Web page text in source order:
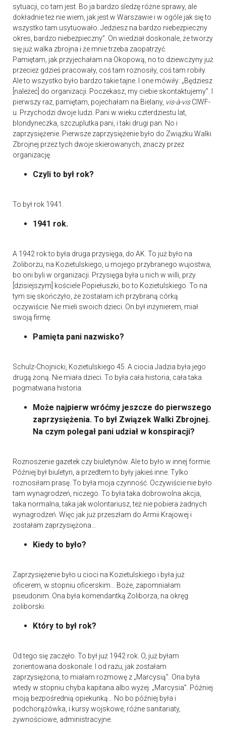
sytuacji, co tam jest. Bo ja bardzo śledzę różne sprawy, ale
dokładnie też nie wiem, jak jest w Warszawie i w ogóle jak się to
wszystko tam usytuowało. Jedziesz na bardzo niebezpieczny
okres, bardzo niebezpieczny”. On wiedział doskonale, że tworzy
się już walka zbrojna i że mnie trzeba zaopatrzyć.
Pamiętam, jak przyjechałam na Okopową, no to dziewczyny już
przecież gdzieś pracowały, coś tam roznosiły, coś tam robiły.
Ale to wszystko było bardzo takie tajne. I one mówiły: „Będziesz
[należeć] do organizacji. Poczekasz, my ciebie skontaktujemy”. I
pierwszy raz, pamiętam, pojechałam na Bielany, vis-à-visCIWF-
u. Przychodzi dwoje ludzi. Pani w wieku czterdziestu lat,
blondyneczka, szczuplutka pani, i taki drugi pan. No i
zaprzysiężenie. Pierwsze zaprzysiężenie było do Związku Walki
Zbrojnej przez tych dwoje skierowanych, znaczy przez
organizację.
Czyli to był rok?
To był rok 1941.
1941 rok.
A 1942 rok to była druga przysięga, do AK. To już było na
Żoliborzu, na Kozietulskiego, u mojego przybranego wujostwa,
bo oni byli w organizacji. Przysięga była u nich w willi, przy
[dzisiejszym] kościele Popiełuszki, bo to Kozietulskiego. To na
tym się skończyło, że zostałam ich przybraną córką
oczywiście. Nie mieli swoich dzieci. On był inżynierem, miał
swoją firmę.
Pamięta pani nazwisko?
Schulz-Chojnicki, Kozietulskiego 45. A ciocia Jadzia była jego
drugą żoną. Nie miała dzieci. To była cała historia, cała taka
pogmatwana historia.
Może najpierw wróćmy jeszcze do pierwszego
zaprzysiężenia. To był Związek Walki Zbrojnej.
Na czym polegał pani udział w konspiracji?
Roznoszenie gazetek czy biuletynów. Ale to było w innej formie.
Później był biuletyn, a przedtem to były jakieś inne. Tylko
roznosiłam prasę. To była moja czynność. Oczywiście nie było
tam wynagrodzeń, niczego. To była taka dobrowolna akcja,
taka normalna, taka jak wolontariusz, też nie pobiera żadnych
wynagrodzeń. Więc jak już przeszłam do Armii Krajowej i
zostałam zaprzysiężona…
Kiedy to było?
Zaprzysiężenie było u cioci na Kozietulskiego i była już
oficerem, w stopniu oficerskim… Boże, zapomniałam
pseudonim. Ona była komendantką Żoliborza, na okręg
żoliborski.
Który to był rok?
Od tego się zaczęło. To był już 1942 rok. O, już byłam
zorientowana doskonale. I od razu, jak zostałam
zaprzysiężona, to miałam rozmowę z „Marcysią”. Ona była
wtedy w stopniu chyba kapitana albo wyżej. „Marcysia”. Później
moją bezpośrednią opiekunką… No bo później była i
podchorążówka, i kursy wojskowe, różne sanitariaty,
żywnościowe, administracyjne.